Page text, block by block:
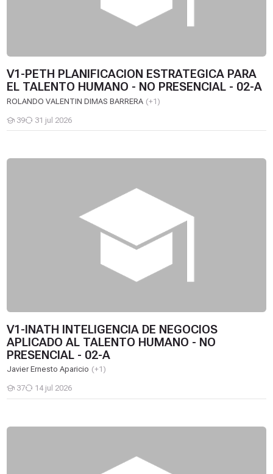
V1-PETH PLANIFICACION ESTRATEGICA PARA
EL TALENTO HUMANO - NO PRESENCIAL - 02-A
ROLANDO VALENTIN DIMAS BARRERA (+1)
39
Estudiantes
31 jul 2026
V1-INATH INTELIGENCIA DE NEGOCIOS
APLICADO AL TALENTO HUMANO - NO
PRESENCIAL - 02-A
Javier Ernesto Aparicio (+1)
37
Estudiantes
14 jul 2026
M4-GED GERENCIA EDUCATIVA - SEMIPRESENCIAL - 03-B